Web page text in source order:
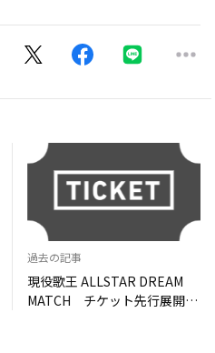
過去の記事
現役歌王 ALLSTAR DREAM
MATCH チケット先行展開